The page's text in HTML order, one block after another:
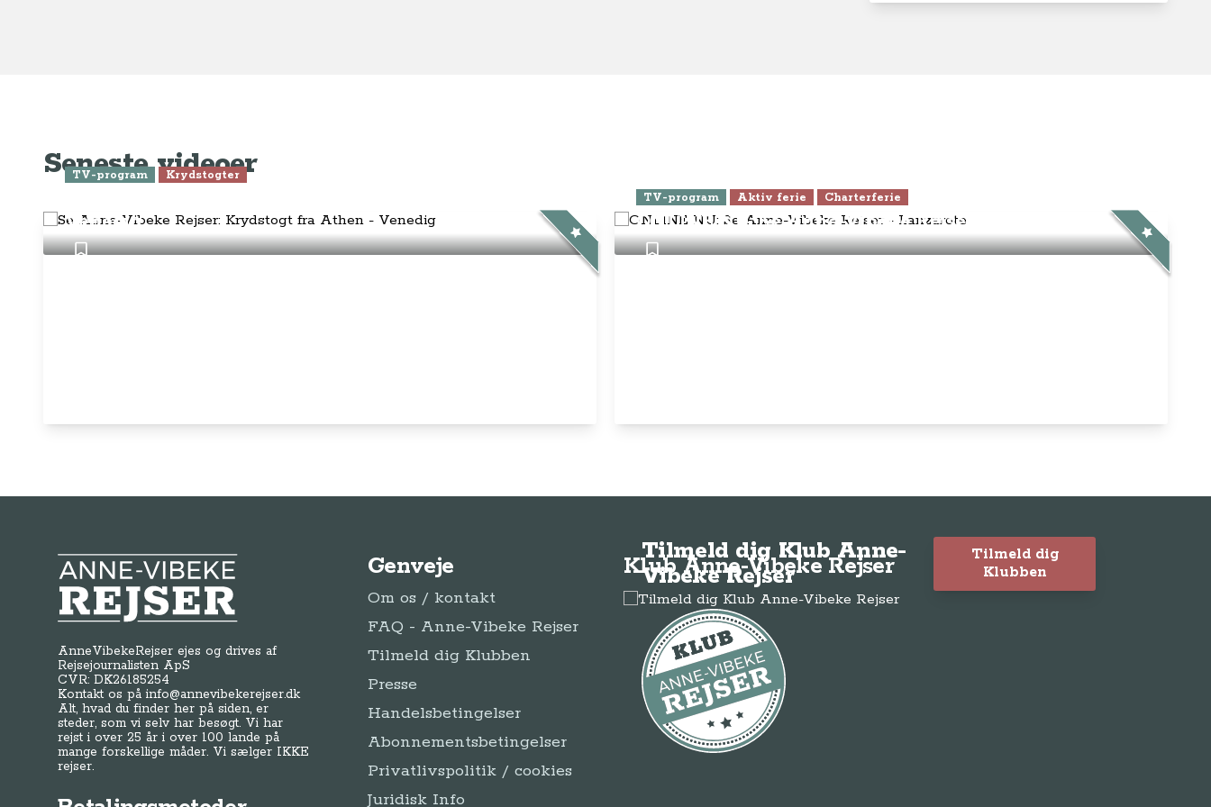
Betalingsmetoder
Følg Anne-Vibeke:
FacebookInstagramYouTube